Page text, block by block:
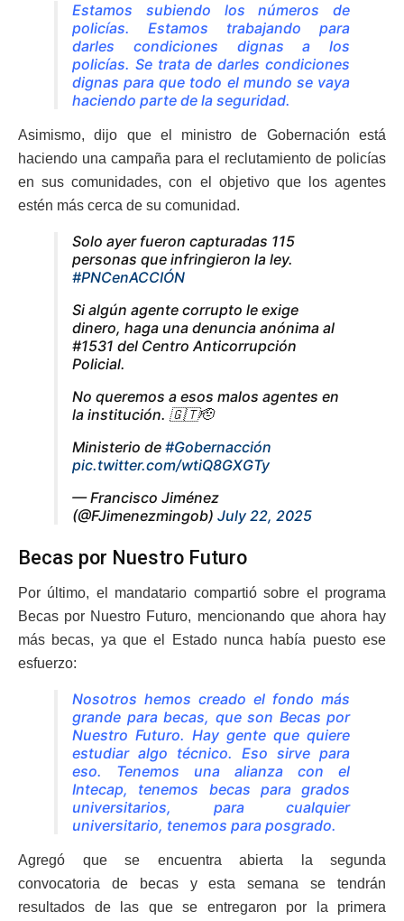
Estamos subiendo los números de
policías. Estamos trabajando para
darles condiciones dignas a los
policías. Se trata de darles condiciones
dignas para que todo el mundo se vaya
haciendo parte de la seguridad.
Asimismo, dijo que el ministro de Gobernación está
haciendo una campaña para el reclutamiento de policías
en sus comunidades, con el objetivo que los agentes
estén más cerca de su comunidad.
Solo ayer fueron capturadas 115
personas que infringieron la ley.
#PNCenACCIÓN
Si algún agente corrupto le exige
dinero, haga una denuncia anónima al
#1531 del Centro Anticorrupción
Policial.
No queremos a esos malos agentes en
la institución. 🇬🇹🫡
Ministerio de #Gobernacción
pic.twitter.com/wtiQ8GXGTy
— Francisco Jiménez
(@FJimenezmingob) July 22, 2025
Becas por Nuestro Futuro
Por último, el mandatario compartió sobre el programa
Becas por Nuestro Futuro, mencionando que ahora hay
más becas, ya que el Estado nunca había puesto ese
esfuerzo:
Nosotros hemos creado el fondo más
grande para becas, que son Becas por
Nuestro Futuro. Hay gente que quiere
estudiar algo técnico. Eso sirve para
eso. Tenemos una alianza con el
Intecap, tenemos becas para grados
universitarios, para cualquier
universitario, tenemos para posgrado.
Agregó que se encuentra abierta la segunda
convocatoria de becas y esta semana se tendrán
resultados de las que se entregaron por la primera